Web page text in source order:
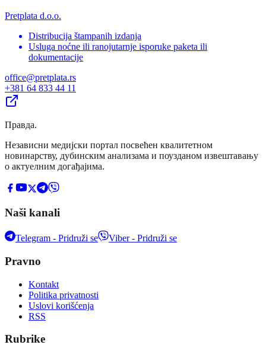
Pretplata d.o.o.
Distribucija štampanih izdanja
Usluga noćne ili ranojutarnje isporuke paketa ili
dokumentacije
office@pretplata.rs
+381 64 833 44 11
Правда.
Независни медијски портал посвећен квалитетном
новинарству, дубинским анализама и поузданом извештавању
о актуелним догађајима.
Naši kanali
Telegram - Pridruži se Viber - Pridruži se
Pravno
Kontakt
Politika privatnosti
Uslovi korišćenja
RSS
Rubrike